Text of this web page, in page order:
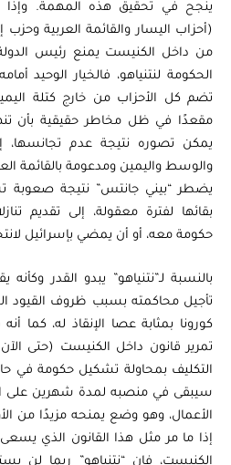
ينجح في تحقيق هذه المهمة. وإذا
(أحزاب اليسار والقائمة العربية وحزب
من داخل الكنيست يمنع رئيس
الحكومة لنتنياهو، فالخيار الوحيد
مقعدًا في ظل مخاطر حقيقية بأن
يمكن تصوره نتيجة عدم تجانسها،
والوسط واليمين ومدعومة بالقائمة
يضطر “بيني جانتس” نتيجة صعوبة
بقائها لفترة معقولة، إلى تقديم
حكومة معه، أو أن يمضي بإسرائيل
بالنسبة لـ”نتنياهو” يبدو القدر
تأجيل محاكمته بسبب ظروف القيود
كورونا بمثابة عصا الإنقاذ له، كما
تمرير قانون داخل الكنيست (حتى
التكليف بمحاولة تشكيل حكومة في
سيبقى في منصبه لمدة شهرين على
الأعمال، وهو وضع يمنحه مزيدًا من
إذا ما مر مثل هذا القانون الذي يسعى
الكنيست، فإن “نتنياهو” ربما لن